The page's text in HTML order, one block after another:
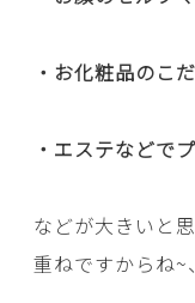
・お化粧品のこ
・エステなどで
などが大きいと
重ねですからね~